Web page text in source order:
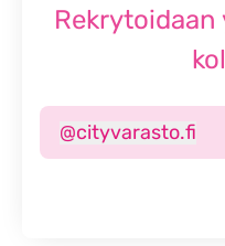
Rekrytoidaan
cityvarasto.fi
@cityvarasto.fi